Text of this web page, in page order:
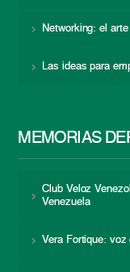
Networking: el
Las ideas para
MEMORIAS
Club Veloz
Venezuela
Vera Fortique: voz